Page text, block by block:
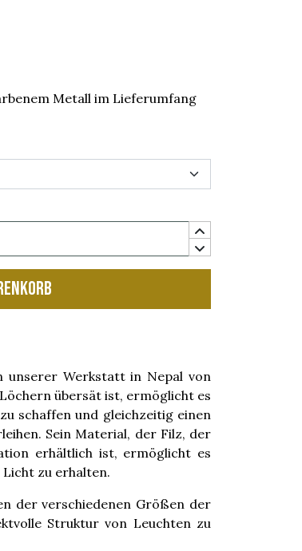
Metall im Lieferumfang
unserer Werkstatt in Nepal von
übersät ist, ermöglicht es
schaffen und gleichzeitig einen
Sein Material, der Filz, der
erhältlich ist, ermöglicht es
zu erhalten.
der verschiedenen Größen der
Struktur von Leuchten zu